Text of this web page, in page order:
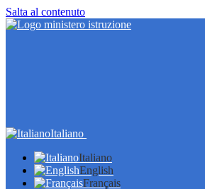
Salta al contenuto
Italiano
Italiano
English
Français